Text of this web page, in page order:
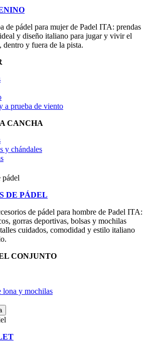
de pádel para mujer de Padel ITA: prendas
y diseño italiano para jugar y vivir el
dentro y fuera de la pista.
a prueba de viento
CANCHA
y chándales
DE PÁDEL
de pádel para hombre de Padel ITA:
gorras deportivas, bolsas y mochilas
cuidados, comodidad y estilo italiano
CONJUNTO
lona y mochilas